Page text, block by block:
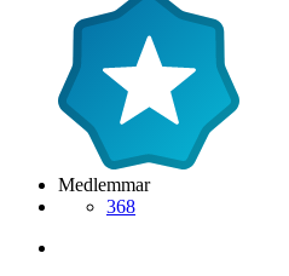
Medlemmar
368